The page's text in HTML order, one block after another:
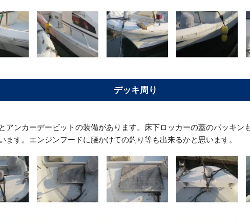
デッキ周り
アンカーデービットの装備があります。床下ロッカーの蓋のパッキ
す。エンジンフードに腰かけての釣り等も出来るかと思います。